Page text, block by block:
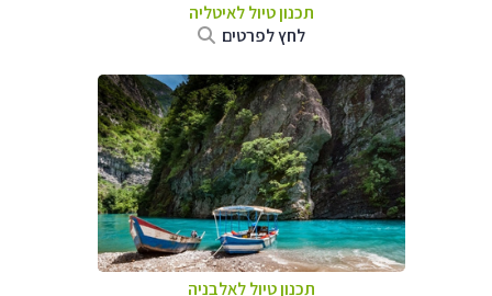
תכנון טיול לאיטליה
לחץ לפרטים
תכנון טיול לאלבניה